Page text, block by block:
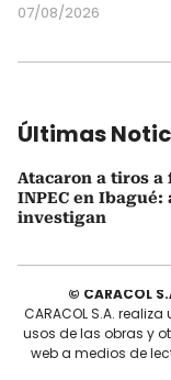
07/08/2026
Últimas
Atacaron a tiros
INPEC en
investigan
© CARACOL
CARACOL S.A.
usos de las obras y
web a medios de